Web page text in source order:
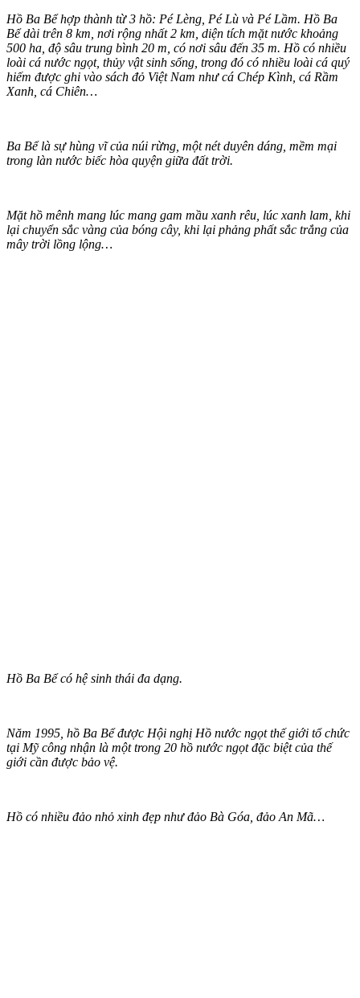
Hồ Ba Bể hợp thành từ 3 hồ: Pé Lèng, Pé Lù và Pé Lầm. Hồ Ba
Bể dài trên 8 km, nơi rộng nhất 2 km, diện tích mặt nước khoảng
500 ha, độ sâu trung bình 20 m, có nơi sâu đến 35 m. Hồ có nhiều
loài cá nước ngọt, thủy vật sinh sống, trong đó có nhiều loài cá quý
hiếm được ghi vào sách đỏ Việt Nam như cá Chép Kình, cá Rầm
Xanh, cá Chiên…
Ba Bể là sự hùng vĩ của núi rừng, một nét duyên dáng, mềm mại
trong làn nước biếc hòa quyện giữa đất trời.
Mặt hồ mênh mang lúc mang gam mầu xanh rêu, lúc xanh lam, khi
lại chuyển sắc vàng của bóng cây, khi lại phảng phất sắc trắng của
mây trời lồng lộng…
Hồ Ba Bể có hệ sinh thái đa dạng.
Năm 1995, hồ Ba Bể được Hội nghị Hồ nước ngọt thế giới tổ chức
tại Mỹ công nhận là một trong 20 hồ nước ngọt đặc biệt của thế
giới cần được bảo vệ.
Hồ có nhiều đảo nhỏ xinh đẹp như đảo Bà Góa, đảo An Mã…